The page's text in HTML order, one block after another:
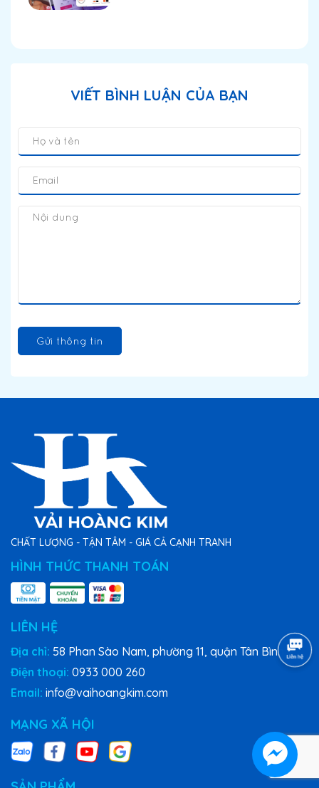
VIẾT BÌNH LUẬN CỦA BẠN
Gửi thông tin
CHẤT LƯỢNG - TẬN TÂM - GIÁ CẢ CẠNH TRANH
HÌNH THỨC THANH TOÁN
LIÊN HỆ
Địa chỉ: 58 Phan Sào Nam, phường 11, quận Tân Bình
Điện thoại: 0933 000 260
Email: info@vaihoangkim.com
MẠNG XÃ HỘI